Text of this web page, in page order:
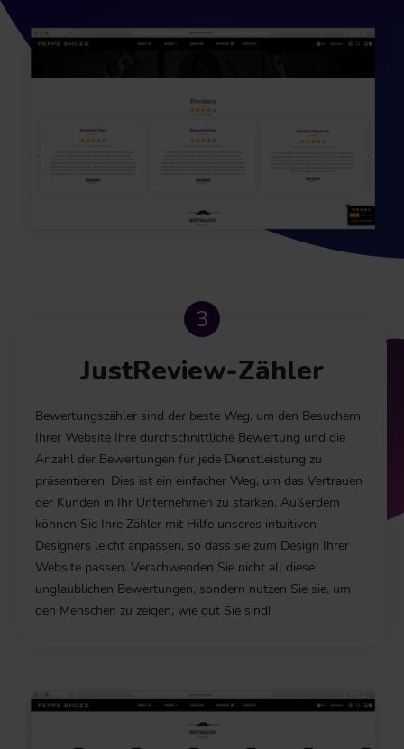
JustReview-Zähler
Bewertungszähler sind der beste Weg, um den Besuchern
Ihrer Website Ihre durchschnittliche Bewertung und die
Anzahl der Bewertungen für jede Dienstleistung zu
präsentieren. Dies ist ein einfacher Weg, um das Vertrauen
der Kunden in Ihr Unternehmen zu stärken. Außerdem
können Sie Ihre Zähler mit Hilfe unseres intuitiven
Designers leicht anpassen, so dass sie zum Design Ihrer
Website passen. Verschwenden Sie nicht all diese
unglaublichen Bewertungen, sondern nutzen Sie sie, um
den Menschen zu zeigen, wie gut Sie sind!